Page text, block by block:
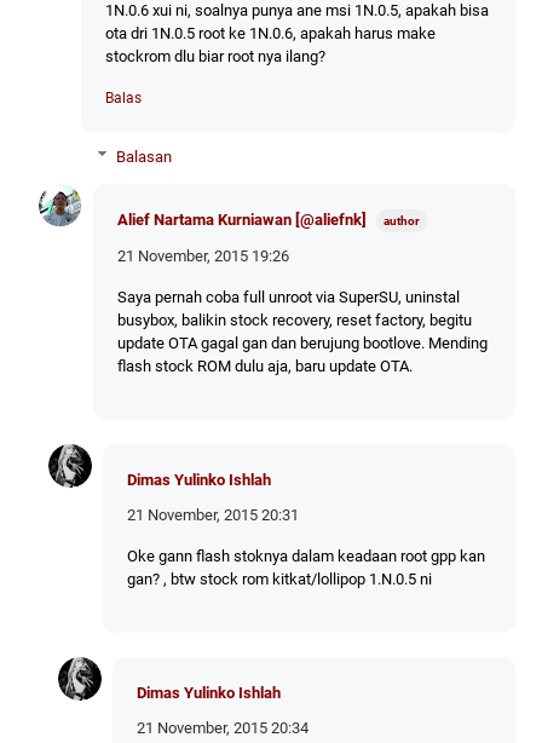
1N.0.6 xui ni, soalnya punya ane msi 1N.0.5, apakah bisa
ota dri 1N.0.5 root ke 1N.0.6, apakah harus make
stockrom dlu biar root nya ilang?
Balas
Balasan
Alief Nartama Kurniawan [@aliefnk]
21 November, 2015 19:26
Saya pernah coba full unroot via SuperSU, uninstal
busybox, balikin stock recovery, reset factory, begitu
update OTA gagal gan dan berujung bootlove. Mending
flash stock ROM dulu aja, baru update OTA.
Dimas Yulinko Ishlah
21 November, 2015 20:31
Oke gann flash stoknya dalam keadaan root gpp kan
gan? , btw stock rom kitkat/lollipop 1.N.0.5 ni
Dimas Yulinko Ishlah
21 November, 2015 20:34